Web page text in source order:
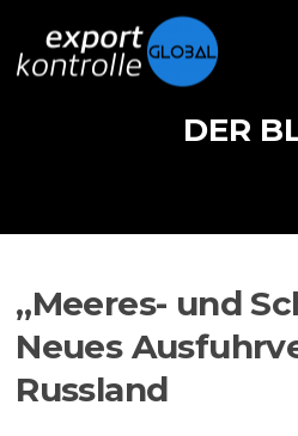
DER
„Meeres- und
Neues
Russland